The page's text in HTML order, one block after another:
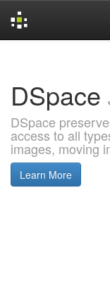
DSpace
DSpace
access to all
images, moving
Learn More